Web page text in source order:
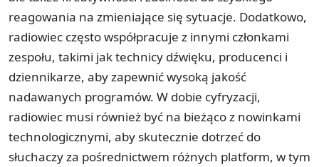
reagowania na zmieniające się sytuacje. Dodatkowo,
radiowiec często współpracuje z innymi członkami
zespołu, takimi jak technicy dźwięku, producenci i
dziennikarze, aby zapewnić wysoką jakość
nadawanych programów. W dobie cyfryzacji,
radiowiec musi również być na bieżąco z nowinkami
technologicznymi, aby skutecznie dotrzeć do
słuchaczy za pośrednictwem różnych platform, w tym